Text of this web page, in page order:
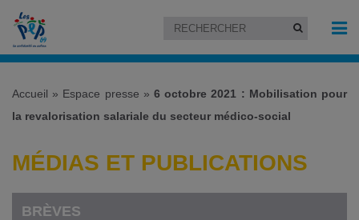
Accueil » Espace presse »6 octobre 2021 : Mobilisation pour
la revalorisation salariale du secteur médico-social
MÉDIAS ET PUBLICATIONS
BRÈVES